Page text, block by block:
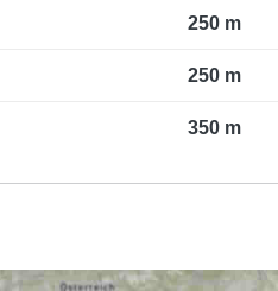
250 m
250 m
350 m